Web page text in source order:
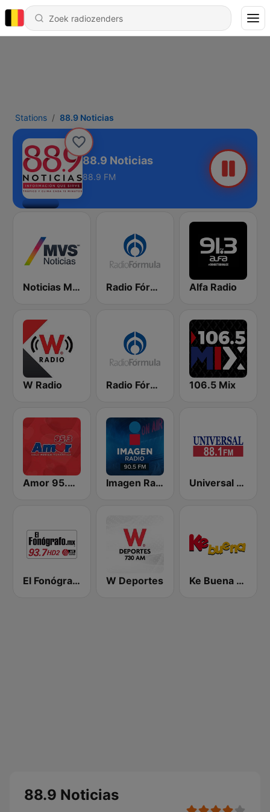
Stations 88.9 Noticias
88.9 Noticias
88.9 FM
Noticias MVS Radio Fórmula 103.3 FM Alfa Radio
W Radio Radio Fórmula 104.1 FM 106.5 Mix
Amor 95.3 FM Imagen Radio 90.5 FM Universal 88.1 FM
El Fonógrafo HD2 W Deportes Ke Buena 92.9 FM
88.9 Noticias